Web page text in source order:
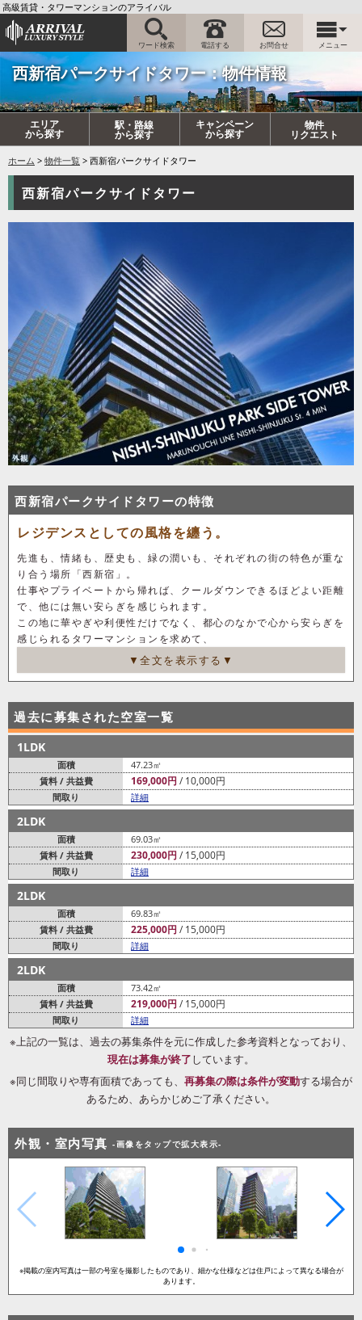
高級賃貸・タワーマンションのアライバル
ワード検索 電話する お問合せ メニュー
西新宿パークサイドタワー：物件情報
エリア
から探す
駅・路線
から探す
キャンペーン
から探す
物件
リクエスト
ホーム 物件一覧 西新宿パークサイドタワー
西新宿パークサイドタワー
西新宿パークサイドタワーの特徴
レジデンスとしての風格を纏う。
先進も、情緒も、歴史も、緑の潤いも、それぞれの街の特色が重な
り合う場所「西新宿」。
仕事やプライベートから帰れば、クールダウンできるほどよい距離
で、他には無い安らぎを感じられます。
この地に華やぎや利便性だけでなく、都心のなかで心から安らぎを
感じられるタワーマンションを求めて、
「西新宿パークサイドタワー」が誕生を迎えました。
とし、レジデンスとしての風格を演出。
建物内に足を踏み入れれば、大理石を贅沢に用いた壁や床をはじ
め、
柔らかな間接照明を擁した優雅なエントランスロビーが迎えてくれ
こちらにはホテルライクな様々なサービスを提供するコンシェルジ
ュデスクも設置しました。
居住者のラグジュアリーな日常を支える迎賓空間です。
近隣には、自然豊かな新宿中央公園や新宿副都心の超高層ビル群の
摩天楼の風景が広がります。
さらに、小田急百貨店やルミネ新宿、新宿高島屋の多彩な商業施設
へのアクセスも良好です。
この街では、ショッピングやグルメ、レジャーまで、多彩な愉しみ
に溢れた暮らしを堪能できることでしょう。
街を綴り、空を仰ぎ、此処だけの時を刻む。ここでの暮らしは、そ
んなワンランク上の日常です。
▼全文を表示する▼
過去に募集された空室一覧
1LDK
面積
47.23㎡
賃料 / 共益費
169,000円 10,000円
間取り 詳細
2LDK
面積
69.03㎡
賃料 / 共益費
230,000円 15,000円
間取り 詳細
2LDK
面積
69.83㎡
賃料 / 共益費
225,000円 15,000円
間取り 詳細
2LDK
面積
73.42㎡
賃料 / 共益費
219,000円 15,000円
間取り 詳細
※上記の一覧は、過去の募集条件を元に作成した参考資料となっており、
現在は募集が終了しています。
※同じ間取りや専有面積であっても、 再募集の際は条件が変動する場合が
あるため、あらかじめご了承ください。
外観・室内写真 -画像をタップで拡大表示-
※掲載の室内写真は一部の号室を撮影したものであり、細かな仕様などは住戸によって異なる場合が
あります。